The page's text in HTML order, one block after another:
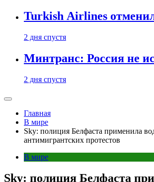
Turkish Airlines
2 дня спустя
Минтранс: Россия не
2 дня спустя
Главная
В мире
Sky: полиция Белфаста применила
антимигрантских протестов
В мире
Sky: полиция Белфаста